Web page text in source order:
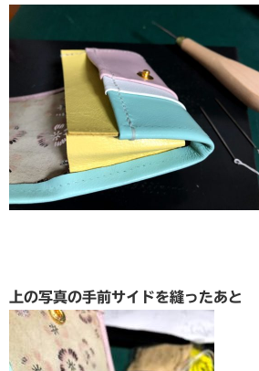
上の写真の手前サイドを縫ったあと